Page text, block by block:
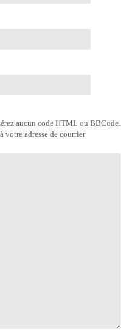
aucun code HTML ou BBCode.
votre adresse de courrier